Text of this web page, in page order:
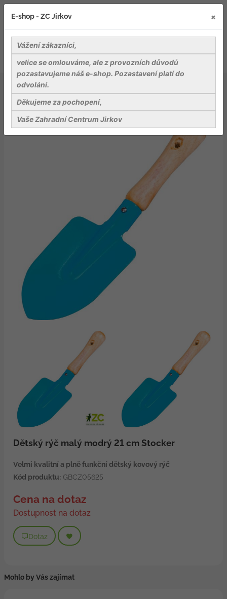
Nářadí a pomůcky
Dětský rýč malý modrý 21 cm Stocker
Dětský rýč malý modrý 21 cm Stocker
Velmi kvalitní a plně funkční dětský kovový rýč
Kód produktu:GBCZ05625
Cena na dotaz
Dostupnost na dotaz
Dotaz
Mohlo by Vás zajímat
E-shop - ZC Jirkov ×
Vážení zákazníci,
velice se omlouváme, ale z provozních důvodů
pozastavujeme náš e-shop. Pozastavení platí do
odvolání.
Děkujeme za pochopení,
Vaše Zahradní Centrum Jirkov